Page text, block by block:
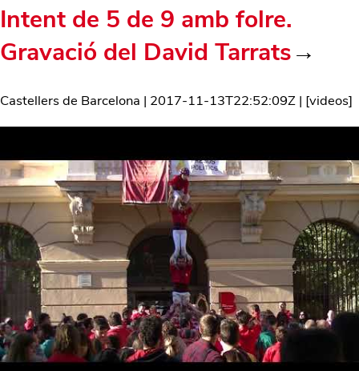
Intent de 5 de 9 amb folre.
Gravació del David Tarrats→
Castellers de Barcelona | 2017-11-13T22:52:09Z | [videos]